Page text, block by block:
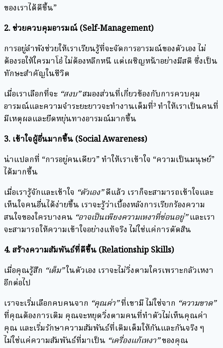
ของเราได้ดีขึ้น”
2.ช่วยควบคุมอารมณ์ (Self-Management)
การอยู่ลำพังช่วยให้เราเรียนรู้ที่จะจัดการอารมณ์ของตัวเอง ไม่
ต้องรอให้ใครมาโอ๋ ไม่ต้องหลีกหนี แต่เผชิญหน้าอย่างมีสติ ซึ่งเป็น
ทักษะสำคัญในชีวิต
เมื่อเราเลือกที่จะ “สงบ”สมองส่วนที่เกี่ยวข้องกับการควบคุม
อารมณ์และความจำระยะยาวจะทำงานเต็มที่³ ทำให้เราเป็นคนที่
มีเหตุผลและยืดหยุ่นทางอารมณ์มากขึ้น
3.เข้าใจผู้อื่นมากขึ้น (Social Awareness)
น่าแปลกที่ “การอยู่คนเดียว” ทำให้เราเข้าใจ “ความเป็นมนุษย์”
ได้มากขึ้น
เมื่อเรารู้จักและเข้าใจ “ตัวเอง”ดีแล้ว เราก็จะสามารถเข้าใจและ
เห็นใจคนอื่นได้ง่ายขึ้น เราจะรู้ว่าเบื้องหลังการเรียกร้องความ
สนใจของใครบางคน “อาจเป็นเพียงความเหงาที่ซ่อนอยู่”และเรา
จะสามารถให้ความเข้าใจอย่างแท้จริง ไม่ใช่แค่การตัดสิน
4.สร้างความสัมพันธ์ที่ดีขึ้น (Relationship Skills)
เมื่อคุณรู้สึก “เต็ม”ในตัวเอง เราจะไม่วิ่งตามใครเพราะกลัวเหงา
อีกต่อไป
เราจะเริ่มเลือกคบคนจาก “คุณค่า”ที่เขามี ไม่ใช่จาก “ความขาด”
ที่คุณต้องการเติม คุณจะหยุดวิ่งตามคนที่ทำตัวไม่เห็นคุณค่า
คุณ และเริ่มรักษาความสัมพันธ์ที่เติมเต็มให้กันและกันจริง ๆ
ไม่ใช่แค่ความสัมพันธ์ที่มาเป็น “เครื่องแก้เหงา”ของคุณ